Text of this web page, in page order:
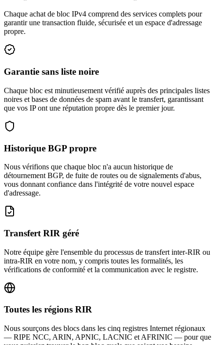
Chaque achat de bloc IPv4 comprend des services complets pour
garantir une transaction fluide, sécurisée et un espace d'adressage
propre.
Garantie sans liste noire
Chaque bloc est minutieusement vérifié auprès des principales listes
noires et bases de données de spam avant le transfert, garantissant
que vos IP ont une réputation propre dès le premier jour.
Historique BGP propre
Nous vérifions que chaque bloc n'a aucun historique de
détournement BGP, de fuite de routes ou de signalements d'abus,
vous donnant confiance dans l'intégrité de votre nouvel espace
d'adressage.
Transfert RIR géré
Notre équipe gère l'ensemble du processus de transfert inter-RIR ou
intra-RIR en votre nom, y compris toutes les formalités, les
vérifications de conformité et la communication avec le registre.
Toutes les régions RIR
Nous sourçons des blocs dans les cinq registres Internet régionaux
— RIPE NCC, ARIN, APNIC, LACNIC et AFRINIC — pour que